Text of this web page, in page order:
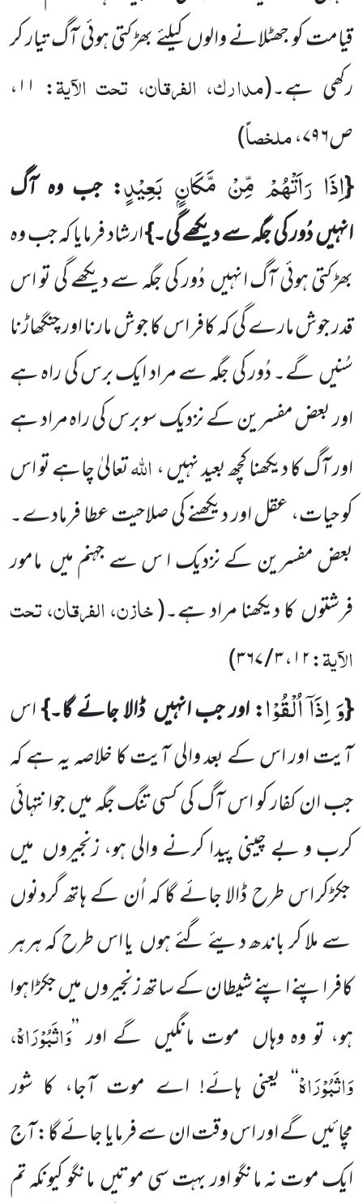
قیامت کو جھٹلانے والوںکیلئے بھڑکتی ہوئی آگ تیار کر
رکھی ہے۔(مدارک، الفرقان، تحت الآیۃ
: ۱۱،
ص۷۹۶،
ملخصاً)
{اِذَا رَاَتْهُمْ مِّنْ مَّكَانٍۭ بَعِیْدٍ: جب وہ آگ
انہیںدُور کی جگہ سے دیکھے گی۔}ارشاد فرمایا کہ جب وہ
بھڑکتی ہوئی آگ انہیںدُور کی جگہ سے دیکھے گی تو اس
قدر جوش مارے گی کہ کافر اس کا جوش مارنا اور چنگھاڑنا
سُنیںگے۔ دُور کی جگہ سے مراد ایک برس کی راہ ہے
اور بعض مفسرین کے نزدیک سو برس کی راہ مراد ہے
اور آگ کا دیکھنا کچھ بعید نہیں ،اللہتعالیٰ چاہے تو اس
کو حیات، عقل اور دیکھنے کی صلاحیت عطا فرمادے۔
بعض مفسرین کے نزدیک ا س سے جہنم میں مامور
فرشتوںکا دیکھنا مراد ہے۔(خازن، الفرقان، تحت
الآیۃ: ۱۲، ۳ / ۳۶۷
)
{وَ اِذَاۤ اُلْقُوْا:اور جب انہیں ڈالا جائے گا۔}اس
آیت اور اس کے بعد والی آیت کا خلاصہ یہ ہے کہ
جب ان کفار کو اس آگ کی کسی تنگ جگہ میں جوانتہائی
کرب و بے چینی پیدا کرنے والی ہو، زنجیروں میں
جکڑکر اس طرح ڈالا جائے گا کہ اُن کے ہاتھ گردنوں
سے ملا کر باندھ دیئے گئے ہوںیا اس طرح کہ ہرہر
کافر اپنے اپنے شیطان کے ساتھ زنجیروںمیںجکڑا ہوا
ہو، تو وہ وہاں موت مانگیں گے اور’’وَاثَبُوْرَاہْ،
وَاثَبُوْرَاہْ‘‘ یعنی ہائے! اے موت آجا، کا شور
مچائیںگےاور اس وقت ان سے فرمایا جائے گا:آج
ایک موت نہ مانگو اور بہت سی موتیںمانگو کیونکہ تم